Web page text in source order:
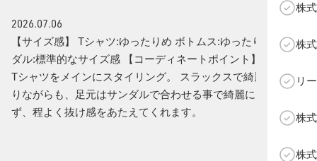
株
株
リ
株
株
2026.07.06
【サイズ感】 Tシャツ:ゆったりめ ボトムス:ゆったりめ サン
ダル:標準的なサイズ感 【コーディネートポイント】 SCRTの
Tシャツをメインにスタイリング。 スラックスで綺麗目に振
りながらも、足元はサンダルで合わせる事で綺麗になりすぎ
ず、程よく抜け感をあたえてくれます。